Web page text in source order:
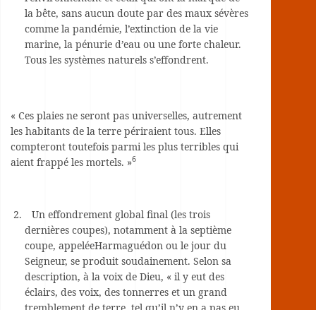
la bête, sans aucun doute par des maux sévères
comme la pandémie, l’extinction de la vie
marine, la pénurie d’eau ou une forte chaleur.
Tous les systèmes naturels s’effondrent.
« Ces plaies ne seront pas universelles, autrement
les habitants de la terre périraient tous. Elles
compteront toutefois parmi les plus terribles qui
aient frappé les mortels. »6
Un effondrement global final (les trois
dernières coupes), notamment à la septième
coupe, appeléeHarmaguédon ou le jour du
Seigneur, se produit soudainement. Selon sa
description, à la voix de Dieu, « il y eut des
éclairs, des voix, des tonnerres et un grand
tremblement de terre, tel qu’il n’y en a pas eu